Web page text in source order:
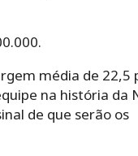
média de 22,5
na história da
de que serão os